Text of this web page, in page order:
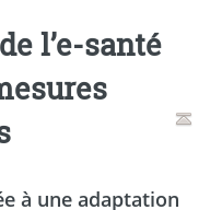
l’e-santé
à une adaptation